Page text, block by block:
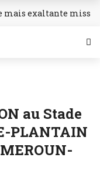
✕ exaltante
au Stade
PLANTAIN